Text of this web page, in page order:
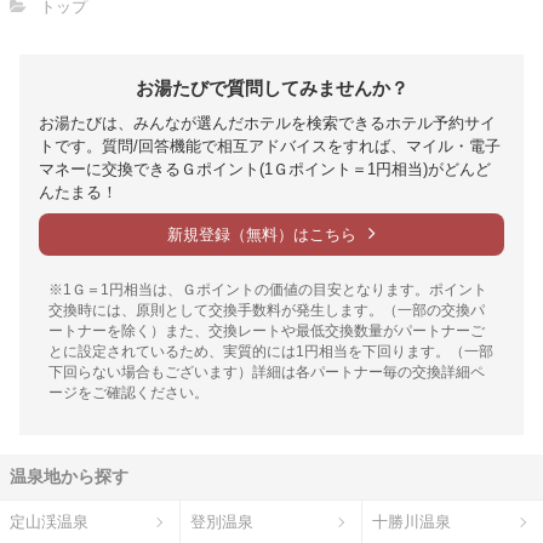
トップ
お湯たびで質問してみませんか？
お湯たびは、みんなが選んだホテルを検索できるホテル予約サイ
トです。質問/回答機能で相互アドバイスをすれば、マイル・電子
マネーに交換できるＧポイント(1Ｇポイント＝1円相当)がどんど
んたまる！
新規登録（無料）はこちら
※1Ｇ＝1円相当は、Ｇポイントの価値の目安となります。ポイント
交換時には、原則として交換手数料が発生します。（一部の交換パ
ートナーを除く）また、交換レートや最低交換数量がパートナーご
とに設定されているため、実質的には1円相当を下回ります。（一部
下回らない場合もございます）詳細は各パートナー毎の交換詳細ペ
ージをご確認ください。
温泉地から探す
定山渓温泉 登別温泉 十勝川温泉